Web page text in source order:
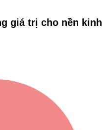
giá trị cho nền kinh